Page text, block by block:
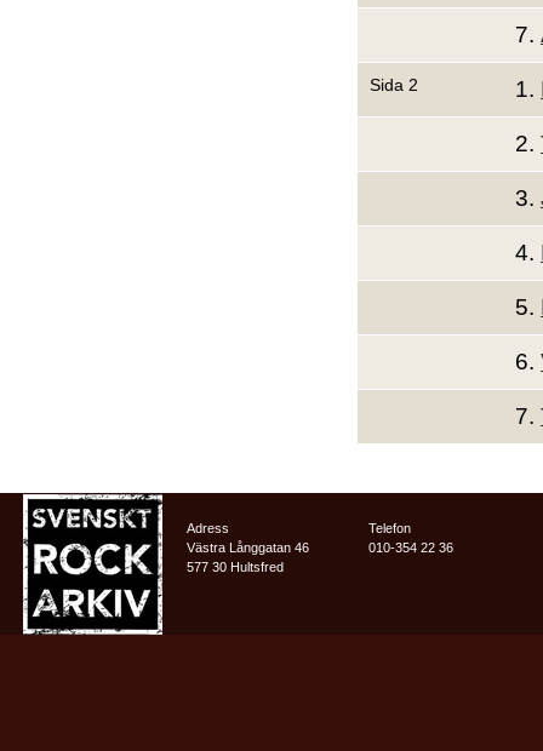
7.
Sida 2 1.
2.
3.
4.
5.
6.
7.
Adress
Västra Långgatan 46
577 30 Hultsfred
Telefon
010-354 22 36